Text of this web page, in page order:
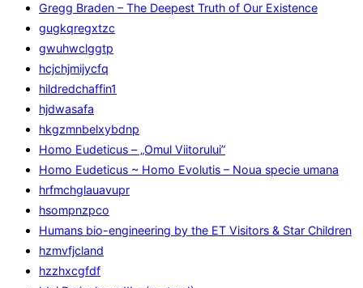
Gregg Braden – The Deepest Truth of Our Existence
gugkqregxtzc
gwuhwclggtp
hcjchjmijycfq
hildredchaffin1
hjdwasafa
hkgzmnbelxybdnp
Homo Eudeticus – „Omul Viitorului”
Homo Eudeticus ~ Homo Evolutis – Noua specie umana
hrfmchglauavupr
hsompnzpco
Humans bio-engineering by the ET Visitors & Star Children
hzmvfjcland
hzzhxcgfdf